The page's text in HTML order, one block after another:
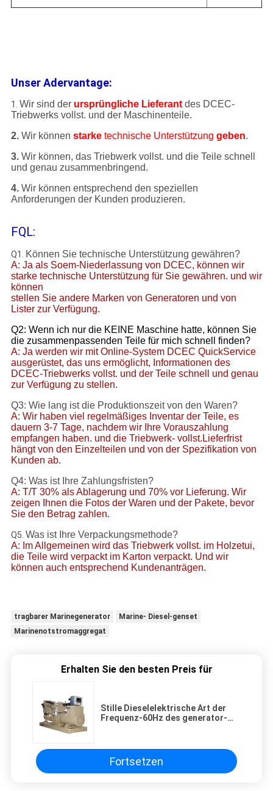
Unser Adervantage:
1. Wir sind der ursprüngliche Lieferantdes DCEC-
Triebwerks vollst. und der Maschinenteile.
2.Wir können starketechnische Unterstützung geben.
3.Wir können, das Triebwerk vollst. und die Teile schnell
und genau zusammenbringend.
4.Wir können entsprechend den speziellen
Anforderungen der Kunden produzieren.
FQL:
Q1. Können Sie technische Unterstützung gewähren?
A: Ja als Soem-Niederlassung von DCEC, können wir
starke technische Unterstützung für Sie gewähren. und wir
können
stellen Sie andere Marken von Generatoren und von
Lister zur Verfügung.
Q2: Wenn ich nur die KEINE Maschine hatte, können Sie
die zusammenpassenden Teile für mich schnell finden?
A: Ja werden wir mit Online-System DCEC QuickService
ausgerüstet, das uns ermöglicht, Informationen des
DCEC-Triebwerks vollst. und der Teile schnell und genau
zur Verfügung zu stellen.
Q3: Wie lang ist die Produktionszeit von den Waren?
A: Wir haben viel regelmäßiges Inventar der Teile, es
dauern 3-7 Tage, nachdem wir Ihre Vorauszahlung
empfangen haben. und die Triebwerk- vollst.Lieferfrist
hängt von den Einzelteilen und von der Spezifikation von
Kunden ab.
Q4: Was ist Ihre Zahlungsfristen?
A: T/T 30% als Ablagerung und 70% vor Lieferung. Wir
zeigen Ihnen die Fotos der Waren und der Pakete, bevor
Sie den Betrag zahlen.
Q5. Was ist Ihre Verpackungsmethode?
A: Im Allgemeinen wird das Triebwerk vollst. im Holzetui,
die Teile wird verpackt im Karton verpackt. Und wir
können auch entsprechend Kundenanträgen.
tragbarer Marinegenerator
Marine- Diesel-genset
Marinenotstromaggregat
Erhalten Sie den besten Preis für
Stille Dieselelektrische Art der
Frequenz-60Hz des generator-
Fortsetzen